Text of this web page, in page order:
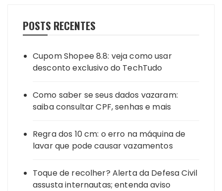
POSTS RECENTES
Cupom Shopee 8.8: veja como usar
desconto exclusivo do TechTudo
Como saber se seus dados vazaram:
saiba consultar CPF, senhas e mais
Regra dos 10 cm: o erro na máquina de
lavar que pode causar vazamentos
Toque de recolher? Alerta da Defesa Civil
assusta internautas; entenda aviso